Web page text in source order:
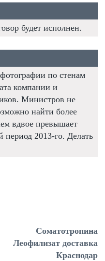
будет исполнен.
по стенам
компании и
Министров не
найти более
вдвое превышает
период 2013-го. Делать
Соматотропина
Леофилизат доставка
Краснодар